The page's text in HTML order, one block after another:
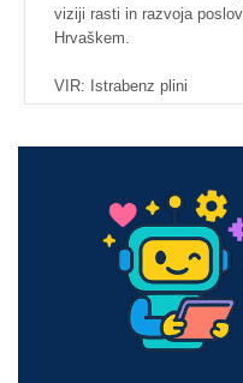
viziji rasti in razvoja
Hrvaškem.
VIR: Istrabenz plini